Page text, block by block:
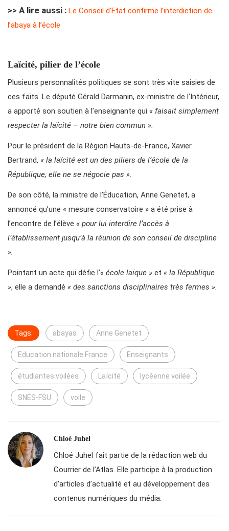
>> A lire aussi : Le Conseil d’Etat confirme l’interdiction de
l’abaya à l’école
Laïcité, pilier de l’école
Plusieurs personnalités politiques se sont très vite saisies de
ces faits. Le député Gérald Darmanin, ex-ministre de l’Intérieur,
a apporté son soutien à l’enseignante qui « faisait simplement
respecter la laïcité – notre bien commun ».
Pour le président de la Région Hauts-de-France, Xavier
Bertrand, « la laïcité est un des piliers de l’école de la
République, elle ne se négocie pas ».
De son côté, la ministre de l’Éducation, Anne Genetet, a
annoncé qu’une « mesure conservatoire » a été prise à
l’encontre de l’élève « pour lui interdire l’accès à
l’établissement jusqu’à la réunion de son conseil de discipline
».
Pointant un acte qui défie l’« école laïque » et « la République
», elle a demandé « des sanctions disciplinaires très fermes ».
Tags: abayas Anne Genetet
Education nationale France Enseignants
étudiantes voilées Laïcité lycéenne voilée
SNES-FSU voile
Chloé Juhel
Chloé Juhel fait partie de la rédaction web du
Courrier de l’Atlas. Elle participe à la production
d’articles d’actualité et au développement des
contenus numériques du média.